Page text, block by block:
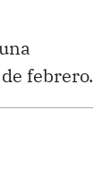
febrero.